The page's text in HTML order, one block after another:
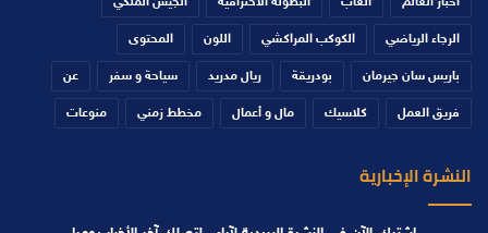
الرجاء الرياضي الكوكب المراكشي اللون المحتوى
باريس سان جيرمان بودريقة ريال مدريد سياحة و سفر عن
فريق العمل كلاسيك مال و أعمال مخطط زمني منوعات
النشرة الإخبارية